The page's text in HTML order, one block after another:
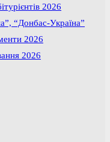
2026
“Донбас-Україна”
2026
2026